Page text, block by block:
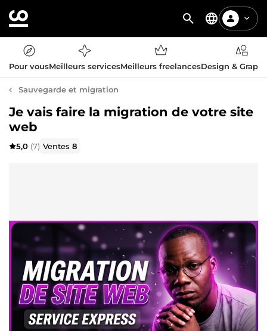
Pour vousMeilleurs servicesMeilleurs freelancesDesign &
Sauvegarde et migration
Je vais faire la migration de votre site
web
5,0 (7) Ventes8